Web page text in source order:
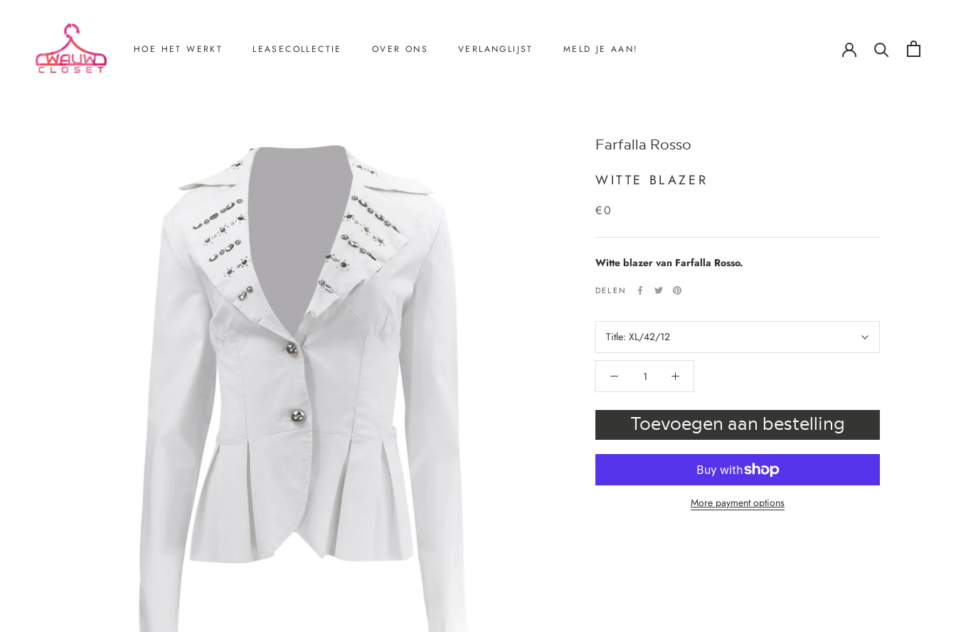
HOE HET WERKT LEASECOLLECTIE OVER ONS VERLANGLIJST MELD JE AAN!
Farfalla Rosso
WITTE BLAZER
€0
Witte blazer van Farfalla Rosso.
DELEN
Title: XL/42/12
Toevoegen aan bestelling
More payment options